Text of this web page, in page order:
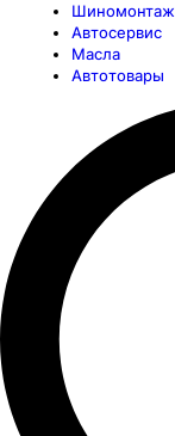
Шиномонтаж
Автосервис
Масла
Автотовары